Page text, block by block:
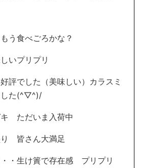
う食べごろかな？
いプリプリ
評でした（美味しい）カラスミ
した(^▽^)/
キ ただいま入荷中
皆さん大満足
・生け簀で存在感 プリプリ